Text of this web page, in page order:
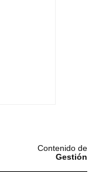
Contenido de
Gestión